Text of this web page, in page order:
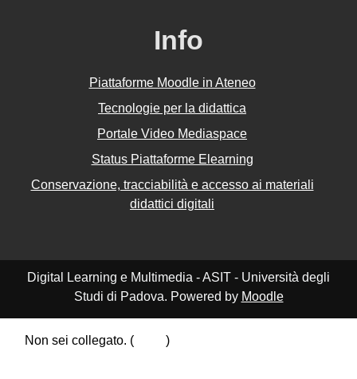
Info
Piattaforme Moodle in Ateneo
Tecnologie per la didattica
Portale Video Mediaspace
Status Piattaforme Elearning
Conservazione, tracciabilità e accesso ai materiali
didattici digitali
Digital Learning e Multimedia - ASIT - Università degli
Studi di Padova. Powered by Moodle
Non sei collegato. (
)